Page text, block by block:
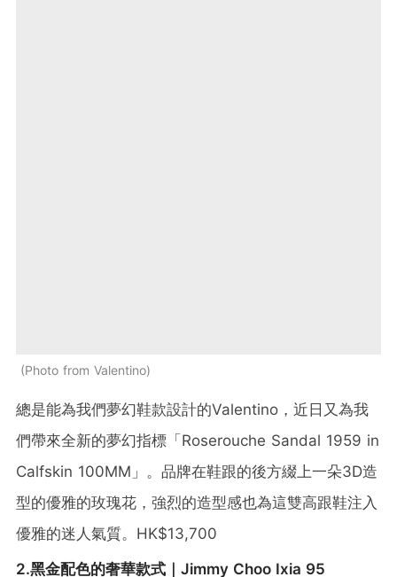
Photo from Valentino
總是能為我們夢幻鞋款設計的Valentino，近日又為我
們帶來全新的夢幻指標「Roserouche Sandal 1959 in
Calfskin 100MM」。品牌在鞋跟的後方綴上一朵3D造
型的優雅的玫瑰花，強烈的造型感也為這雙高跟鞋注入
優雅的迷人氣質。HK$13,700
2.黑金配色的奢華款式｜Jimmy Choo Ixia 95